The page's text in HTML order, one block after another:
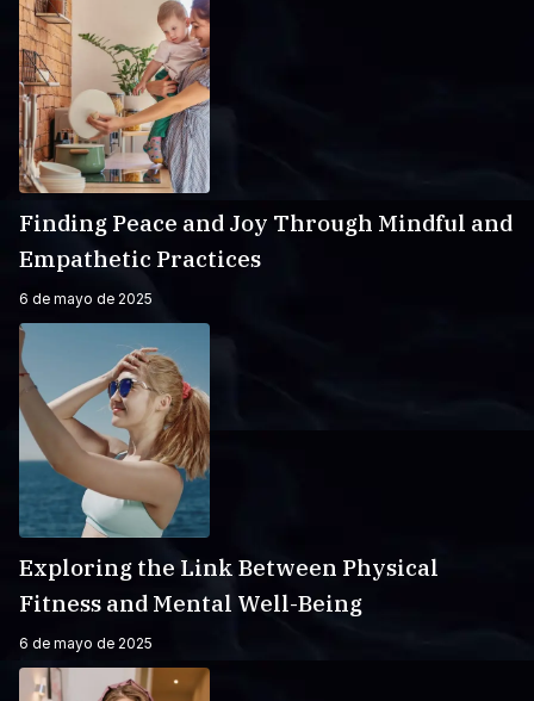
Finding Peace and Joy Through Mindful and
Empathetic Practices
6 de mayo de 2025
Exploring the Link Between Physical
Fitness and Mental Well-Being
6 de mayo de 2025